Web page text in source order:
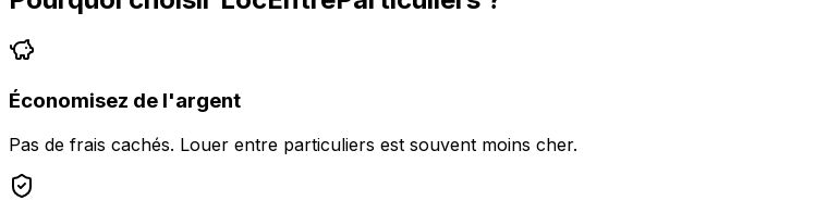
Économisez de l'argent
Pas de frais cachés. Louer entre particuliers est souvent moins cher.